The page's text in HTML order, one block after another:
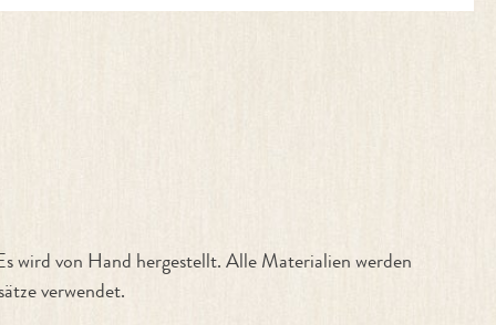
wird von Hand hergestellt. Alle Materialien werden
verwendet.